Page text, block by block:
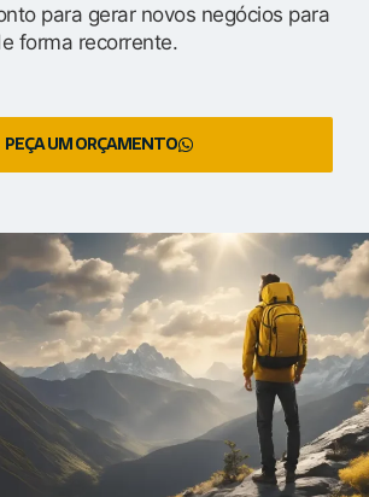
para gerar novos negócios para
forma recorrente.
PEÇA UM ORÇAMENTO